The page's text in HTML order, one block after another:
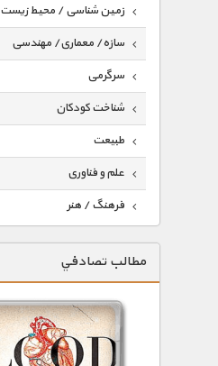
زمین شناسی / محیط زیست
سازه/ معماری/ مهندسی
سرگرمی
شناخت کودکان
طبیعت
علم و فناوری
فرهنگ / هنر
گردشگری
ماورایی
مسابقات / ورزشی
مطالب تصادفي